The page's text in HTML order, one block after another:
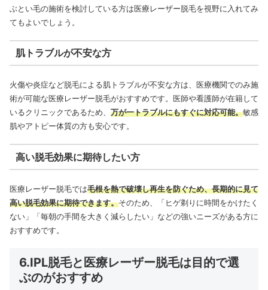
ぶとい毛の施術を検討している方は医療レーザー脱毛を視野に入れてみ
てもよいでしょう。
肌トラブルが不安な方
火傷や炎症など脱毛による肌トラブルが不安な方は、医療機関でのみ施
術が可能な医療レーザー脱毛がおすすめです。医師や看護師が在籍して
いるクリニックであるため、 万が一トラブルにもすぐに対応可能。敏感
肌やアトピー体質の方も安心です。
高い脱毛効果に期待したい方
医療レーザー脱毛では毛根を熱で破壊し再生を防ぐため、長期的に見て
高い脱毛効果に期待できます。そのため、「ヒゲ剃りに時間をかけたく
ない」「毎朝の手間を大きく減らしたい」などの強いニーズがある方に
おすすめです。
6.IPL脱毛と医療レーザー脱毛は目的で選
ぶのがおすすめ